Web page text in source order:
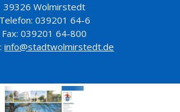
39326 Wolmirstedt
Telefon: 039201 64-6
Fax: 039201 64-800
info@stadtwolmirstedt.de